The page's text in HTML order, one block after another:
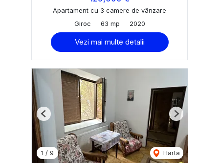
Apartament cu 3 camere de vânzare
Giroc
63 mp 2020
Vezi mai multe detalii
1 / 9 Harta
Previous Next